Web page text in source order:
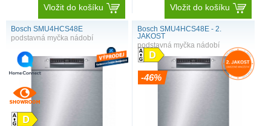
Vložit do košíku Vložit do košíku
Bosch SMU4HCS48E
podstavná myčka nádobí
Bosch SMU4HCS48E - 2.
JAKOST
podstavná myčka nádobí
-46%